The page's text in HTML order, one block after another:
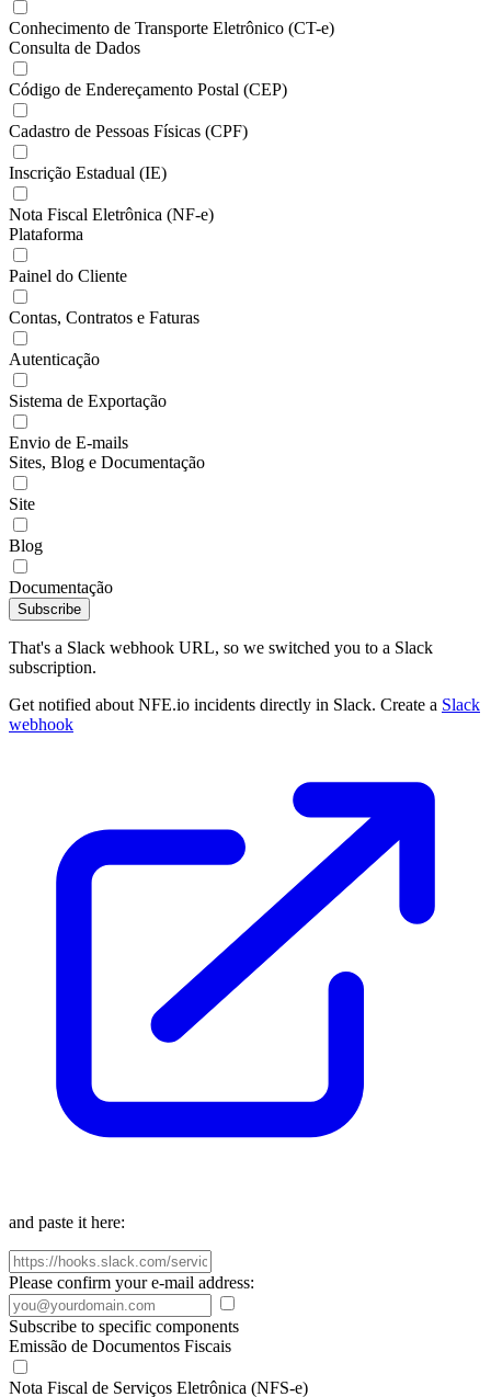
Conhecimento de Transporte Eletrônico (CT-e)
Consulta de Dados
Código de Endereçamento Postal (CEP)
Cadastro de Pessoas Físicas (CPF)
Inscrição Estadual (IE)
Nota Fiscal Eletrônica (NF-e)
Plataforma
Painel do Cliente
Contas, Contratos e Faturas
Autenticação
Sistema de Exportação
Envio de E-mails
Sites, Blog e Documentação
Site
Blog
Documentação
Subscribe
That's a Slack webhook URL, so we switched you to a Slack
subscription.
Get notified about NFE.io incidents directly in Slack. Create a Slack
webhook
and paste it here:
Please confirm your e-mail address:
Subscribe to specific components
Emissão de Documentos Fiscais
Nota Fiscal de Serviços Eletrônica (NFS-e)